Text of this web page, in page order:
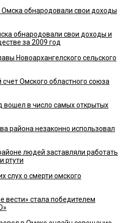
Омска обнародовали свои доходы
обнародовали свои доходы и
за 2009 год
Новоархангелского сельского
Омского областного союза
вошел в число самых открытых
района незаконно использовал
людей заставляли работать
ртути
слух о смерти омского
вести» стала победителем